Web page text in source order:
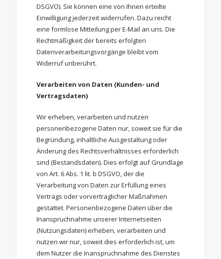
DSGVO). Sie können eine von Ihnen erteilte
Einwilligung jederzeit widerrufen. Dazu reicht
eine formlose Mitteilung per E-Mail an uns. Die
Rechtmäßigkeit der bereits erfolgten
Datenverarbeitungsvorgänge bleibt vom
Widerruf unberührt.
Verarbeiten von Daten (Kunden- und
Vertragsdaten)
Wir erheben, verarbeiten und nutzen
personenbezogene Daten nur, soweit sie für die
Begründung, inhaltliche Ausgestaltung oder
Änderung des Rechtsverhältnisses erforderlich
sind (Bestandsdaten). Dies erfolgt auf Grundlage
von Art. 6 Abs. 1 lit. b DSGVO, der die
Verarbeitung von Daten zur Erfüllung eines
Vertrags oder vorvertraglicher Maßnahmen
gestattet. Personenbezogene Daten über die
Inanspruchnahme unserer Internetseiten
(Nutzungsdaten) erheben, verarbeiten und
nutzen wir nur, soweit dies erforderlich ist, um
dem Nutzer die Inanspruchnahme des Dienstes